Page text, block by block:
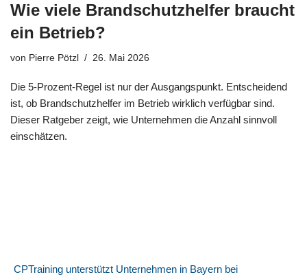
Wie viele Brandschutzhelfer braucht
ein Betrieb?
von Pierre Pötzl 26. Mai 2026
Die 5-Prozent-Regel ist nur der Ausgangspunkt. Entscheidend
ist, ob Brandschutzhelfer im Betrieb wirklich verfügbar sind.
Dieser Ratgeber zeigt, wie Unternehmen die Anzahl sinnvoll
einschätzen.
CPTraining unterstützt Unternehmen in Bayern bei